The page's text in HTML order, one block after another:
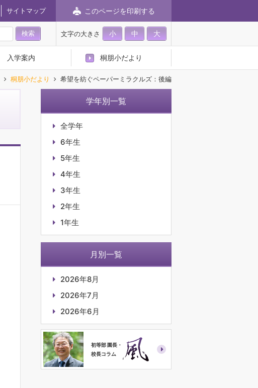
サイトマップ このページを印刷する
文字の大きさ 小 中 大
入学案内 桐朋小だより
桐朋小だより 希望を紡ぐペーパーミラクルズ：後編
学年別一覧
全学年
6年生
5年生
4年生
3年生
2年生
1年生
月別一覧
2026年8月
2026年7月
2026年6月
初等部 園長・
校長コラム